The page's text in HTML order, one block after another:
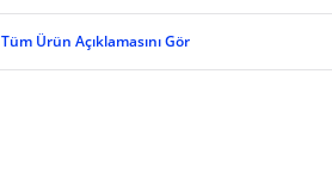
Tüm Ürün Açıklamasını Gör